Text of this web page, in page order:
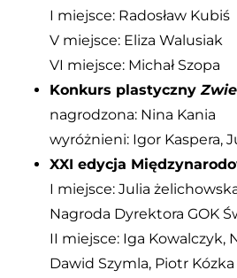
I miejsce: Radosław Kubiś
V miejsce: Eliza Walusiak
VI miejsce: Michał Szopa
Konkurs plastyczny
nagrodzona: Nina Kania
wyróżnieni: Igor Kaspera,
XXI edycja
I miejsce: Julia
Nagroda Dyrektora GOK
II miejsce: Iga Kowalczyk,
Dawid Szymla, Piotr Kózka